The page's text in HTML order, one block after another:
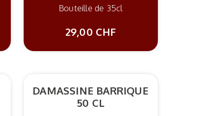
Bouteille de 35cl
29,00 CHF
DAMASSINE BARRIQUE
50 CL